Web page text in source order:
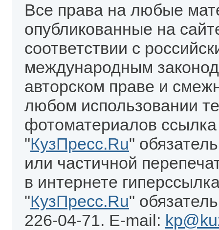
Все права на любые
опубликованные на
соответствии с
международным
авторском праве и
любом использовании
фотоматериалов
"КузПресс.Ru"
или частичной
в интернете
"КузПресс.Ru"
226-04-71. E-mail: